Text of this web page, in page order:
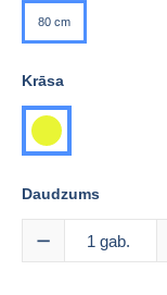
80 cm
Krāsa
dzeltena
Daudzums
1 gab.